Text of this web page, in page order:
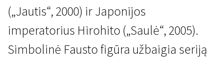
(„Jautis“, 2000) ir Japonijos
imperatorius Hirohito („Saulė“, 2005).
Simbolinė Fausto figūra užbaigia seriją